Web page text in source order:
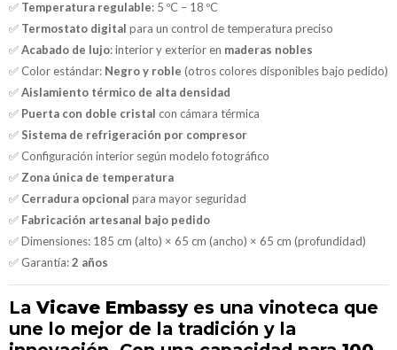
✅ Temperatura regulable: 5 ºC – 18 ºC
✅ Termostato digital para un control de temperatura preciso
✅Acabado de lujo: interior y exterior en maderas nobles
✅ Color estándar: Negro y roble (otros colores disponibles bajo pedido)
✅Aislamiento térmico de alta densidad
✅ Puerta con doble cristal con cámara térmica
✅Sistema de refrigeración por compresor
✅ Configuración interior según modelo fotográfico
✅ Zona única de temperatura
✅ Cerradura opcional para mayor seguridad
✅ Fabricación artesanal bajo pedido
✅ Dimensiones: 185 cm (alto) × 65 cm (ancho) × 65 cm (profundidad)
✅ Garantía:2 años
La Vicave Embassyes una vinoteca que
une lo mejor de la tradición y la